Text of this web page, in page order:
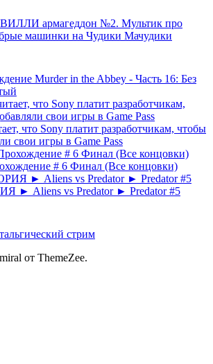
армагеддон №2. Мультик про
машинки на Чудики Мачудики
Murder in the Abbey - Часть 16: Без
что Sony платит разработчикам, чтобы
свои игры в Game Pass
# 6 Финал (Все концовки)
► Aliens vs Predator ► Predator #5
стрим
от ThemeZee.